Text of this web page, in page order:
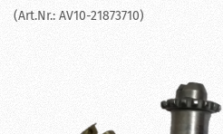
(Art.Nr.: AV10-21873710)